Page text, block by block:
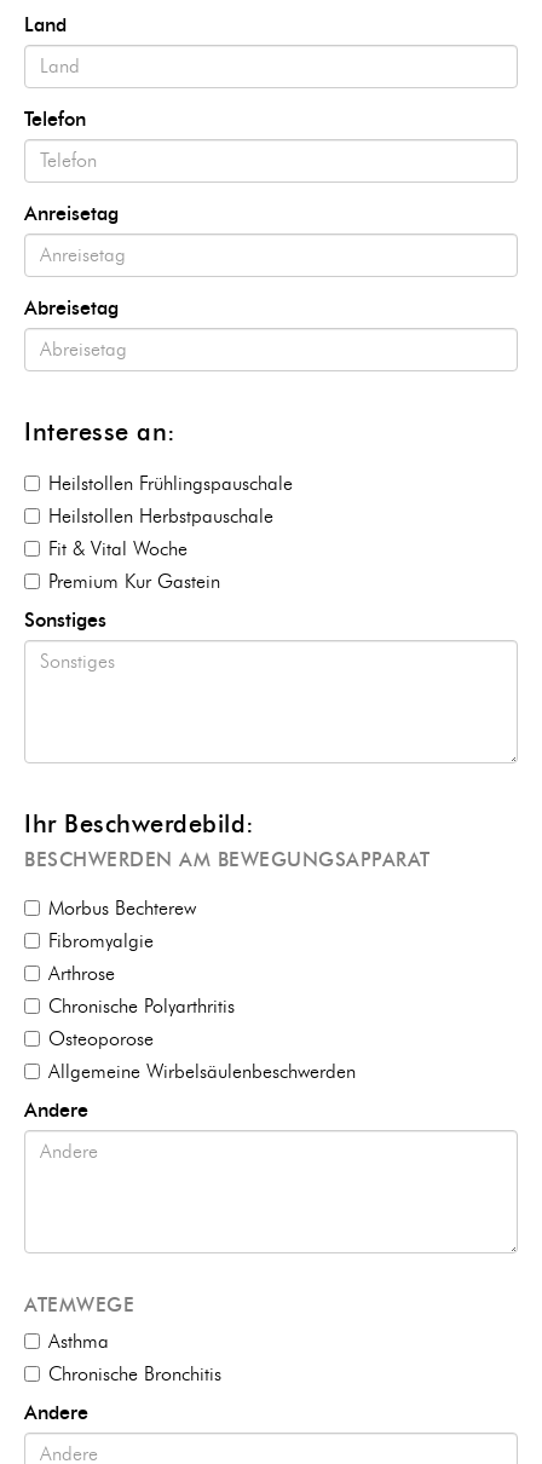
Land
Telefon
Anreisetag
Abreisetag
Interesse an:
Heilstollen Frühlingspauschale
Heilstollen Herbstpauschale
Fit & Vital Woche
Premium Kur Gastein
Sonstiges
Ihr Beschwerdebild:
BESCHWERDEN AM BEWEGUNGSAPPARAT
Morbus Bechterew
Fibromyalgie
Arthrose
Chronische Polyarthritis
Osteoporose
Allgemeine Wirbelsäulenbeschwerden
Andere
ATEMWEGE
Asthma
Chronische Bronchitis
Andere